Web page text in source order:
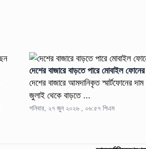
দেশের বাজারে বাড়তে পারে মোবাইল
দেশের বাজারে আমদানিকৃত স্মার্টফোনের
জুলাই থেকে বাড়তে ...
শনিবার, ২৭ জুন ২০২৬ , ০৬:৫৭ পিএম